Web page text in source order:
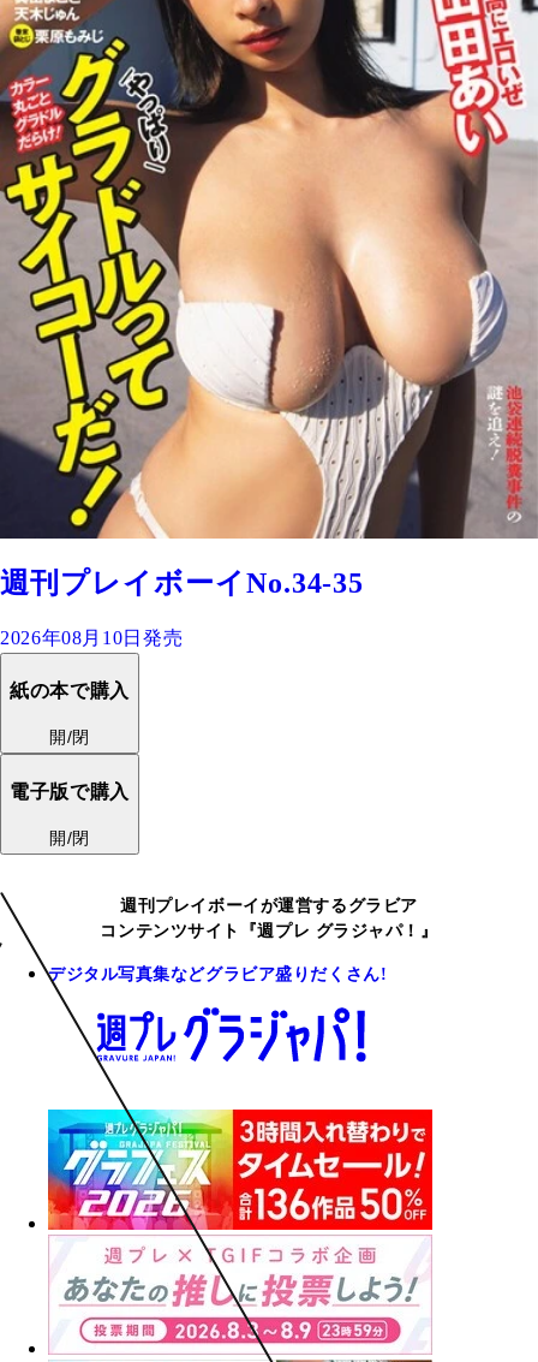
週刊プレイボーイNo.34-35
2026年08月10日発売
紙の本で購入
開/閉
電子版で購入
開/閉
週刊プレイボーイが運営するグラビア
コンテンツサイト『週プレ グラジャパ！』
デジタル写真集などグラビア盛りだくさん!